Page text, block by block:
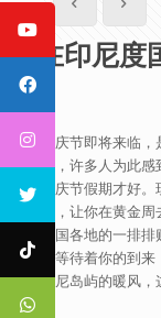
在印尼度
国庆节即将来临
个，许多人为此感
国庆节假期才好
选，让你在黄金
全国各地的一排
在等待着你的到
印尼岛屿的暖风，